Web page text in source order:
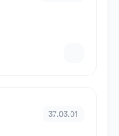
37.03.01